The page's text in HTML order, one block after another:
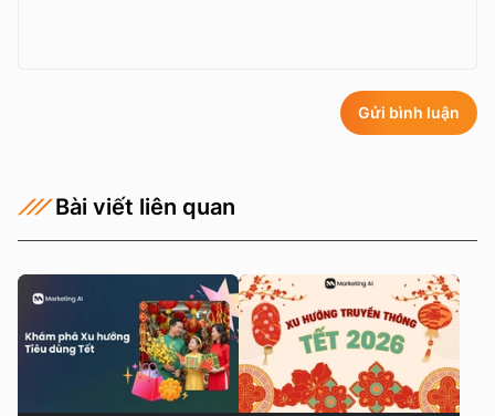
Gửi bình luận
Bài viết liên quan